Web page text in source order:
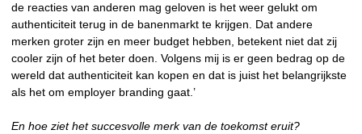
de reacties van anderen mag geloven is het weer gelukt om
authenticiteit terug in de banenmarkt te krijgen. Dat andere
merken groter zijn en meer budget hebben, betekent niet dat zij
cooler zijn of het beter doen. Volgens mij is er geen bedrag op de
wereld dat authenticiteit kan kopen en dat is juist het belangrijkste
als het om employer branding gaat.’
En hoe ziet het succesvolle merk van de toekomst eruit?